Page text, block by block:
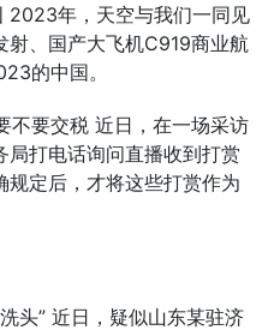
年，天空与我们一同见
、国产大飞机C919商业航
的中国。
不要交税 近日，在一场采访
打电话询问直播收到打赏
规定后，才将这些打赏作为
头” 近日，疑似山东某驻济